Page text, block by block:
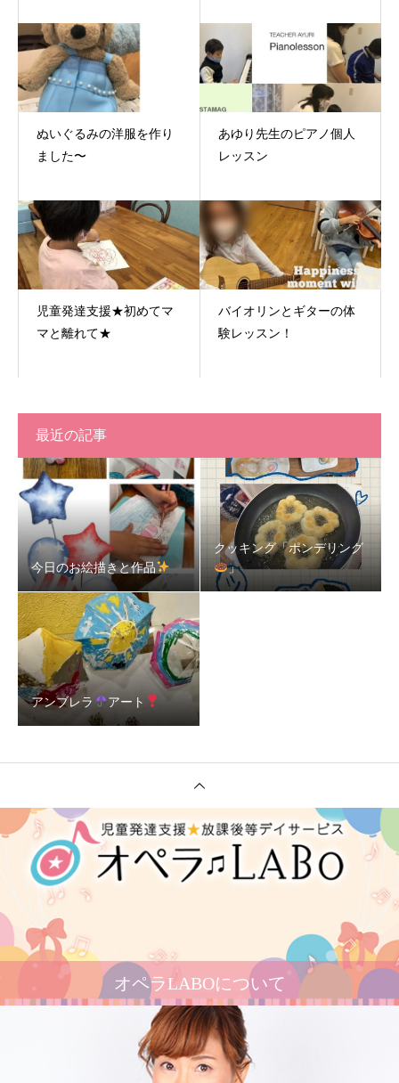
ぬいぐるみの洋服を作り
ました〜
あゆり先生のピアノ個人
レッスン
児童発達支援★初めてマ
マと離れて★
バイオリンとギターの体
験レッスン！
最近の記事
今日のお絵描きと作品
クッキング「ポンデリング
」
アンブレラ アート
オペラLABOについて